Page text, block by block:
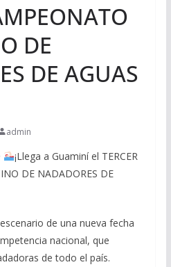
DE
DE AGUAS
admin
¡Llega a Guaminí el TERCER
DE NADADORES DE
de una nueva fecha
nacional, que
de todo el país.